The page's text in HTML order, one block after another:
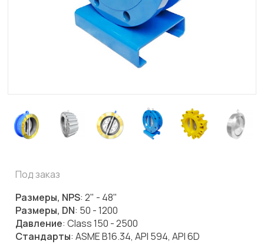
Под заказ
Размеры, NPS: 2" - 48"
Размеры, DN: 50 - 1200
Давление: Class 150 - 2500
Стандарты: ASME B16.34, API 594, API 6D